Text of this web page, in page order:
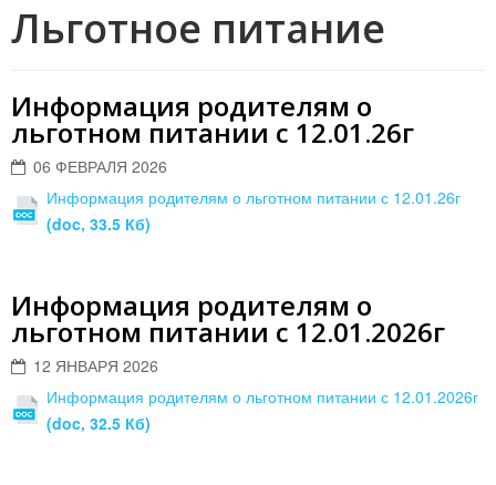
Льготное питание
Информация родителям о
льготном питании с 12.01.26г
06 ФЕВРАЛЯ 2026
Информация родителям о льготном питании с 12.01.26г
(doc, 33.5 Кб)
Информация родителям о
льготном питании с 12.01.2026г
12 ЯНВАРЯ 2026
Информация родителям о льготном питании с 12.01.2026г
(doc, 32.5 Кб)